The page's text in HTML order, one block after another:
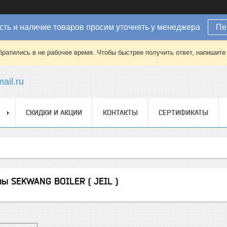
и наличие товаров просим уточнять у менеджера
в не рабочее время. Чтобы быстрее получить ответ,
СКИДКИ И АКЦИИ КОНТАКТЫ СЕРТИФИКАТЫ
SEKWANG BOILER ( JEIL )